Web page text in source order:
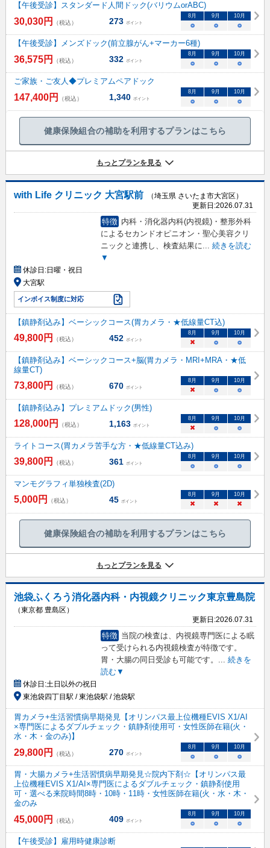
【午後受診】スタンダード人間ドック(バリウムorABC)
30,030円 （税込） 273 ポイント
8月 9月 10月
○ ○ ○
【午後受診】メンズドック(前立腺がん+マーカー6種)
36,575円 （税込） 332 ポイント
8月 9月 10月
○ ○ ○
ご家族・ご友人◆プレミアムペアドック
147,400円 （税込） 1,340 ポイント
8月 9月 10月
○ ○ ○
健康保険組合の補助を利用するプランはこちら
もっとプランを見る
with Life クリニック 大宮駅前
（埼玉県 さいたま市大宮区）
更新日:2026.07.31
特徴 内科・消化器内科(内視鏡)・整形外科
によるセカンドオピニオン・聖心美容クリ
ニックと連携し、検査結果に
続きを読む
▼
休診日:日曜・祝日
大宮駅
インボイス制度に対応
【鎮静剤込み】ベーシックコース(胃カメラ・★低線量CT込)
49,800円 （税込） 452 ポイント
8 月 9 月 10月
× ○ ○
【鎮静剤込み】ベーシックコース+脳(胃カメラ・MRI+MRA・★低
線量CT)
73,800円 （税込） 670 ポイント
8 月 9 月 10月
× ○ ○
【鎮静剤込み】プレミアムドック(男性)
128,000円 （税込） 1,163 ポイント
8 月 9 月 10月
× ○ ○
ライトコース(胃カメラ苦手な方・★低線量CT込み)
39,800円 （税込） 361 ポイント
8 月 9 月 10月
○ ○ ○
マンモグラフィ単独検査(2D)
5,000円 （税込） 45 ポイント
8 月 9 月 10月
× × ×
健康保険組合の補助を利用するプランはこちら
もっとプランを見る
池袋ふくろう消化器内科・内視鏡クリニック東京豊島院
（東京都 豊島区）
更新日:2026.07.31
特徴 当院の検査は、内視鏡専門医による眠
って受けられる内視鏡検査が特徴です。
胃・大腸の同日受診も可能です。 ... 続きを
読む▼
休診日:土日以外の祝日
東池袋四丁目駅 / 東池袋駅 / 池袋駅
胃カメラ+生活習慣病早期発見【オリンパス最上位機種EVIS X1/AI
×専門医によるダブルチェック・鎮静剤使用可・女性医師在籍(火・
水・木・金のみ)】
29,800円 （税込） 270 ポイント
8月 9月 10月
○ ○ ○
胃・大腸カメラ+生活習慣病早期発見☆院内下剤☆【オリンパス最
上位機種EVIS X1/AI×専門医によるダブルチェック・鎮静剤使用
可・選べる来院時間8時・10時・11時・女性医師在籍(火・水・木・
金のみ
45,000円 （税込） 409 ポイント
8月 9月 10月
○ ○ ○
【午後受診】雇用時健康診断